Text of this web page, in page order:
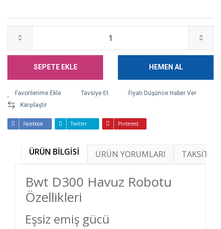
SEPETE EKLE HEMEN AL
Tavsiye Et
Fiyatı Düşünce Haber Ver
Karşılaştır
Facebook Twitter Pinterest
ÜRÜN BİLGİSİ ÜRÜN YORUMLARI TAKSİT
Bwt D300 Havuz Robotu
Özellikleri
Eşsiz emiş gücü